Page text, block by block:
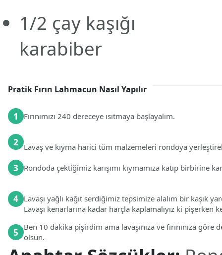
1/2 çay kaşığı
karabiber
Pratik Fırın Lahmacun Nasıl Yapılır
1 Fırınımızı 240 dereceye ısıtmaya başlayalım.
2 Lavaş ve kıyma harici tüm malzemeleri rondoya
3 Rondoda çektiğimiz karışımı kıymamıza katıp birbirine
4 Lavaşı yağlı kağıt serdiğimiz tepsimize alalım bir kaşık
Lavaşı kenarlarına kadar harçla kaplamalıyız ki pişerken
5
Ben 10 dakika pişirdim ama lavaşınıza ve fırınınıza
olsun.